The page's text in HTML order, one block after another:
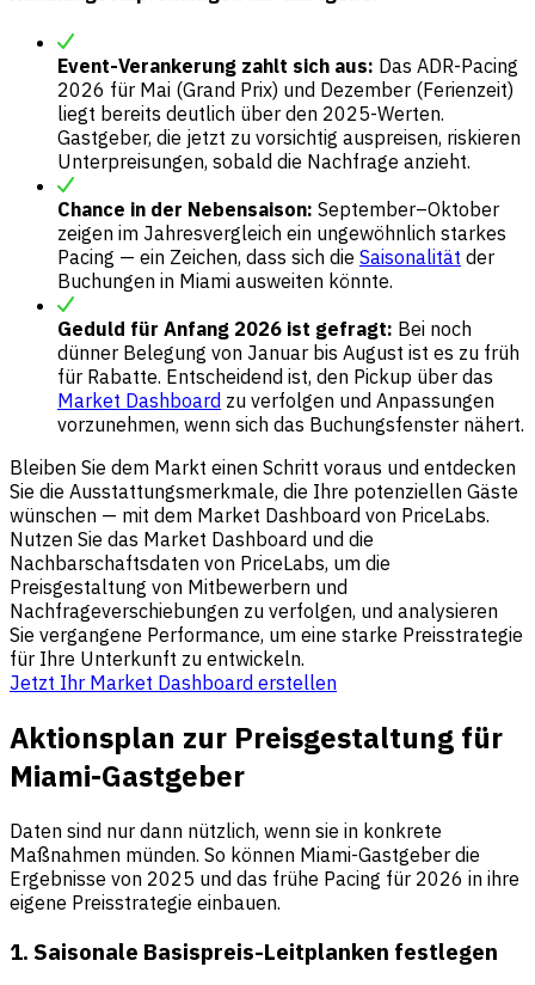
Event-Verankerung zahlt sich aus: Das ADR-Pacing
2026 für Mai (Grand Prix) und Dezember (Ferienzeit)
liegt bereits deutlich über den 2025-Werten.
Gastgeber, die jetzt zu vorsichtig auspreisen, riskieren
Unterpreisungen, sobald die Nachfrage anzieht.
Chance in der Nebensaison: September–Oktober
zeigen im Jahresvergleich ein ungewöhnlich starkes
Pacing — ein Zeichen, dass sich die Saisonalität der
Buchungen in Miami ausweiten könnte.
Geduld für Anfang 2026 ist gefragt: Bei noch
dünner Belegung von Januar bis August ist es zu früh
für Rabatte. Entscheidend ist, den Pickup über das
Market Dashboard zu verfolgen und Anpassungen
vorzunehmen, wenn sich das Buchungsfenster nähert.
Bleiben Sie dem Markt einen Schritt voraus und entdecken
Sie die Ausstattungsmerkmale, die Ihre potenziellen Gäste
wünschen — mit dem Market Dashboard von PriceLabs.
Nutzen Sie das Market Dashboard und die
Nachbarschaftsdaten von PriceLabs, um die
Preisgestaltung von Mitbewerbern und
Nachfrageverschiebungen zu verfolgen, und analysieren
Sie vergangene Performance, um eine starke Preisstrategie
für Ihre Unterkunft zu entwickeln.
Jetzt Ihr Market Dashboard erstellen
Aktionsplan zur Preisgestaltung für
Miami-Gastgeber
Daten sind nur dann nützlich, wenn sie in konkrete
Maßnahmen münden. So können Miami-Gastgeber die
Ergebnisse von 2025 und das frühe Pacing für 2026 in ihre
eigene Preisstrategie einbauen.
1. Saisonale Basispreis-Leitplanken festlegen